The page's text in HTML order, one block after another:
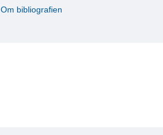
Om bibliografien